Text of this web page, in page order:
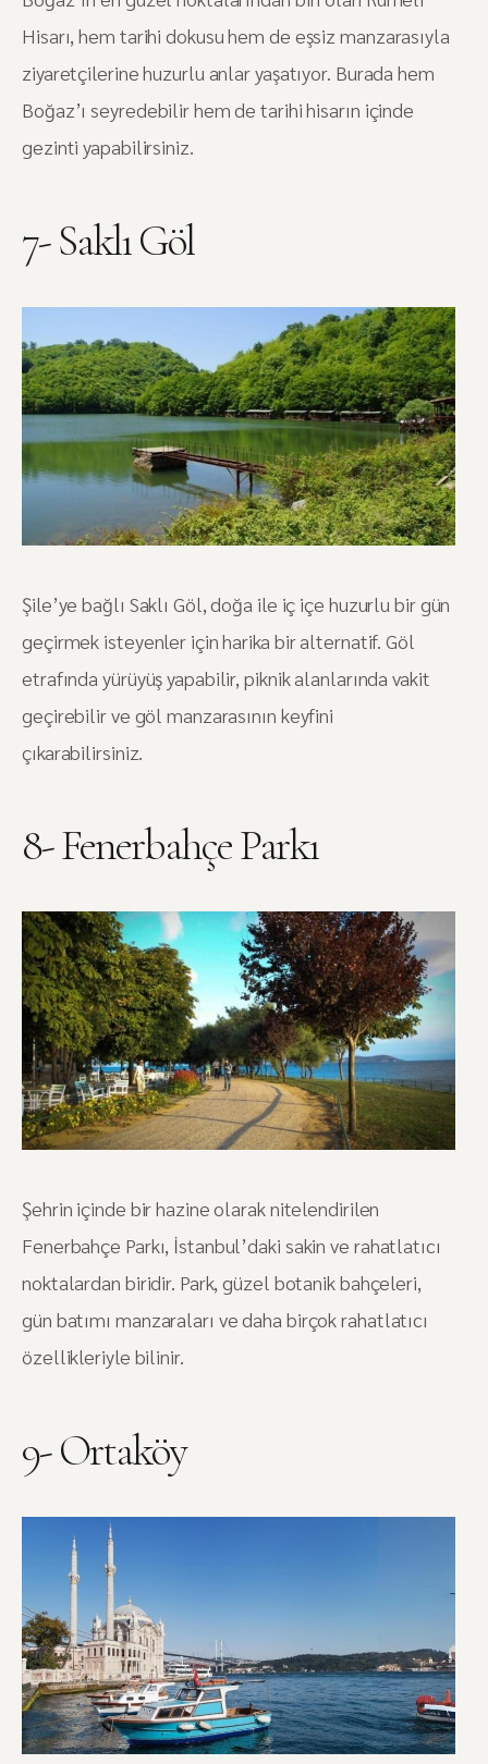
Hisarı, hem tarihi dokusu hem de eşsiz manzarasıyla
ziyaretçilerine huzurlu anlar yaşatıyor. Burada hem
Boğaz’ı seyredebilir hem de tarihi hisarın içinde
gezinti yapabilirsiniz.
7- Saklı Göl
Şile’ye bağlı Saklı Göl, doğa ile iç içe huzurlu bir gün
geçirmek isteyenler için harika bir alternatif. Göl
etrafında yürüyüş yapabilir, piknik alanlarında vakit
geçirebilir ve göl manzarasının keyfini
çıkarabilirsiniz.
8- Fenerbahçe Parkı
Şehrin içinde bir hazine olarak nitelendirilen
Fenerbahçe Parkı, İstanbul’daki sakin ve rahatlatıcı
noktalardan biridir. Park, güzel botanik bahçeleri,
gün batımı manzaraları ve daha birçok rahatlatıcı
özellikleriyle bilinir.
9- Ortaköy